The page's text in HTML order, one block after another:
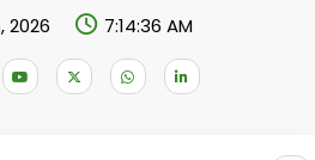
2026 7:14:37 AM